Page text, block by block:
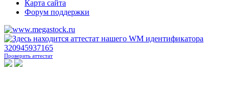
Карта сайта
Форум поддержки
Проверить аттестат